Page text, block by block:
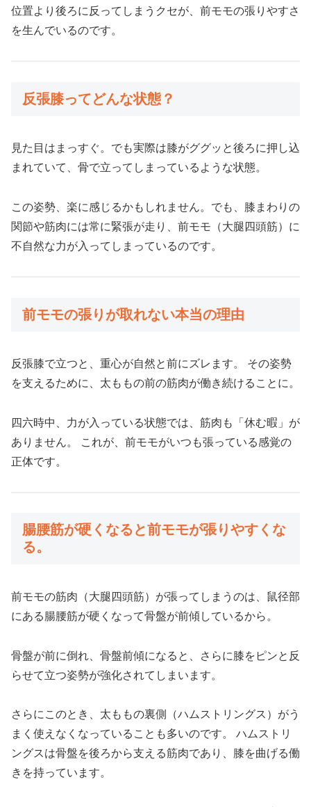
位置より後ろに反ってしまうクセが、前モモの張りやすさ
を生んでいるのです。
反張膝ってどんな状態？
見た目はまっすぐ。でも実際は膝がググッと後ろに押し込
まれていて、骨で立ってしまっているような状態。
この姿勢、楽に感じるかもしれません。でも、膝まわりの
関節や筋肉には常に緊張が走り、前モモ（大腿四頭筋）に
不自然な力が入ってしまっているのです。
前モモの張りが取れない本当の理由
反張膝で立つと、重心が自然と前にズレます。 その姿勢
を支えるために、太ももの前の筋肉が働き続けることに。
四六時中、力が入っている状態では、筋肉も「休む暇」が
ありません。 これが、前モモがいつも張っている感覚の
正体です。
腸腰筋が硬くなると前モモが張りやすくな
る。
前モモの筋肉（大腿四頭筋）が張ってしまうのは、鼠径部
にある腸腰筋が硬くなって骨盤が前傾しているから。
骨盤が前に倒れ、骨盤前傾になると、さらに膝をピンと反
らせて立つ姿勢が強化されてしまいます。
さらにこのとき、太ももの裏側（ハムストリングス）がう
まく使えなくなっていることも多いのです。 ハムストリ
ングスは骨盤を後ろから支える筋肉であり、膝を曲げる働
きを持っています。